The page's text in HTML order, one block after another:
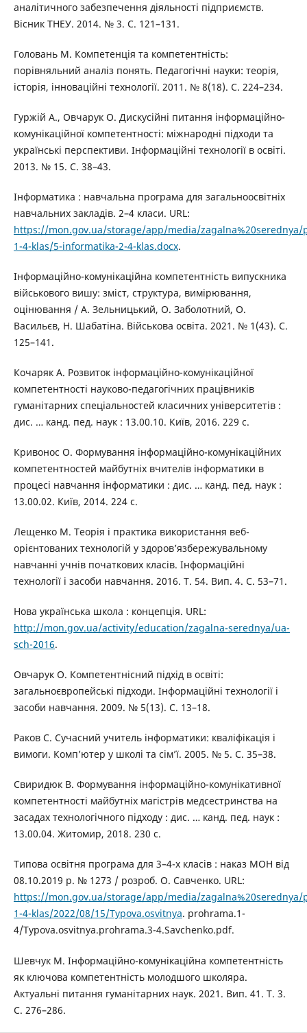
аналітичного забезпечення діяльності підприємств.
Вісник ТНЕУ. 2014. № 3. С. 121–131.
Головань М. Компетенція та компетентність:
порівняльний аналіз понять. Педагогічні науки: теорія,
історія, інноваційні технології. 2011. № 8(18). С. 224–234.
Гуржій А., Овчарук О. Дискусійні питання інформаційно-
комунікаційної компетентності: міжнародні підходи та
українські перспективи. Інформаційні технології в освіті.
2013. № 15. С. 38–43.
Інформатика : навчальна програма для загальноосвітніх
навчальних закладів. 2–4 класи. URL:
https://mon.gov.ua/storage/app/media/zagalna%20serednya/
1-4-klas/5-informatika-2-4-klas.docx.
Інформаційно-комунікаційна компетентність випускника
військового вишу: зміст, структура, вимірювання,
оцінювання / А. Зельницький, О. Заболотний, О.
Васильєв, Н. Шабатіна. Військова освіта. 2021. № 1(43). С.
125–141.
Кочаряк А. Розвиток інформаційно-комунікаційної
компетентності науково-педагогічних працівників
гуманітарних спеціальностей класичних університетів :
дис. … канд. пед. наук : 13.00.10. Київ, 2016. 229 с.
Кривонос О. Формування інформаційно-комунікаційних
компетентностей майбутніх вчителів інформатики в
процесі навчання інформатики : дис. … канд. пед. наук :
13.00.02. Київ, 2014. 224 с.
Лещенко М. Теорія і практика використання веб-
орієнтованих технологій у здоров’язбережувальному
навчанні учнів початкових класів. Інформаційні
технології і засоби навчання. 2016. Т. 54. Вип. 4. С. 53–71.
Нова українська школа : концепція. URL:
http://mon.gov.ua/activity/education/zagalna-serednya/ua-
sch-2016.
Овчарук О. Компетентнісний підхід в освіті:
загальноєвропейські підходи. Інформаційні технології і
засоби навчання. 2009. № 5(13). С. 13–18.
Раков С. Сучасний учитель інформатики: кваліфікація і
вимоги. Комп’ютер у школі та сім’ї. 2005. № 5. С. 35–38.
Свиридюк В. Формування інформаційно-комунікативної
компетентності майбутніх магістрів медсестринства на
засадах технологічного підходу : дис. … канд. пед. наук :
13.00.04. Житомир, 2018. 230 с.
Типова освітня програма для 3–4-х класів : наказ МОН від
08.10.2019 р. № 1273 / розроб. О. Савченко. URL:
https://mon.gov.ua/storage/app/media/zagalna%20serednya/
1-4-klas/2022/08/15/Typova.osvitnya. prohrama.1-
4/Typova.osvitnya.prohrama.3-4.Savchenko.pdf.
Шевчук М. Інформаційно-комунікаційна компетентність
як ключова компетентність молодшого школяра.
Актуальні питання гуманітарних наук. 2021. Вип. 41. Т. 3.
С. 276–286.